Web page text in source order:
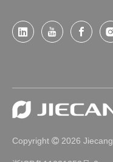
Copyright  2026 Jiecang